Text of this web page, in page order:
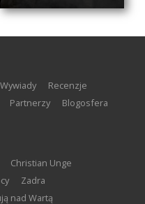
wywiady
recenzje
partnerzy
blogosfera
Christian Unge
Zadra
nad Wartą